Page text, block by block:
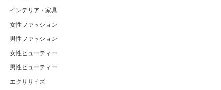
インテリア・家具
女性ファッション
男性ファッション
女性ビューティー
男性ビューティー
エクササイズ